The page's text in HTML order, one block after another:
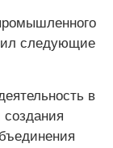
следующие
в